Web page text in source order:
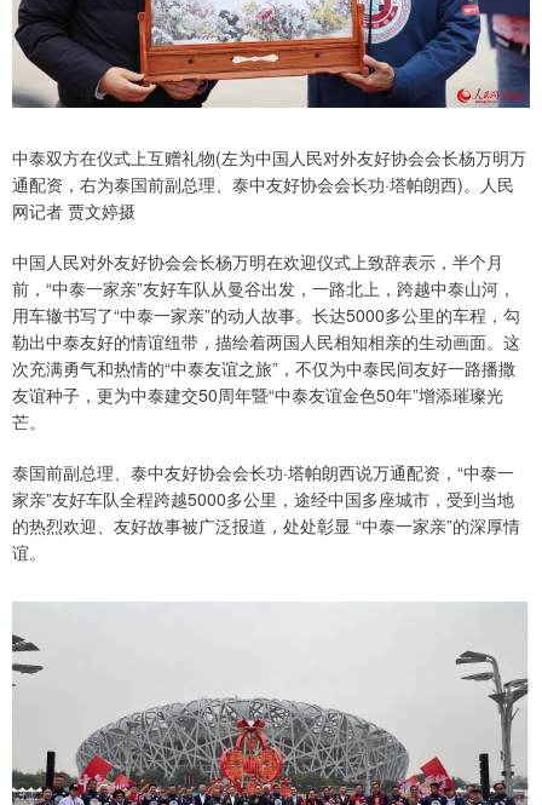
中泰双方在仪式上互赠礼物(左为中国人民对外友好协会会长杨万明万
通配资，右为泰国前副总理、泰中友好协会会长功·塔帕朗西)。人民
网记者 贾文婷摄
中国人民对外友好协会会长杨万明在欢迎仪式上致辞表示，半个月
前，“中泰一家亲”友好车队从曼谷出发，一路北上，跨越中泰山河，
用车辙书写了“中泰一家亲”的动人故事。长达5000多公里的车程，勾
勒出中泰友好的情谊纽带，描绘着两国人民相知相亲的生动画面。这
次充满勇气和热情的“中泰友谊之旅”，不仅为中泰民间友好一路播撒
友谊种子，更为中泰建交50周年暨“中泰友谊金色50年”增添璀璨光
芒。
泰国前副总理、泰中友好协会会长功·塔帕朗西说万通配资，“中泰一
家亲”友好车队全程跨越5000多公里，途经中国多座城市，受到当地
的热烈欢迎、友好故事被广泛报道，处处彰显 “中泰一家亲”的深厚情
谊。